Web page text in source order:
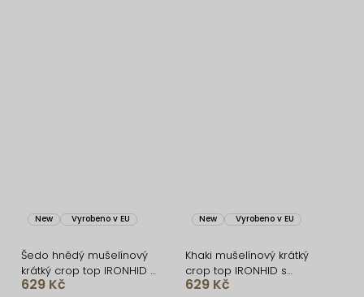
New Vyrobeno v EU
Šedo hnědý mušelínový
krátký crop top IRONHID s
dlouhým rukávem
629 Kč
New Vyrobeno v EU
Khaki mušelínový krátký
crop top IRONHID s
dlouhým rukávem
629 Kč